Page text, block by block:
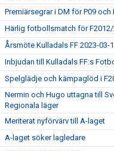
Premiärsegrar i DM för P09 och
Härlig fotbollsmatch för
Årsmöte Kulladals FF 2023-03-
Inbjudan till Kulladals FF:s
Spelglädje och kämpaglöd i
Nermin och Hugo uttagna till
Regionala läger
Meriterat nyförvärv till A-laget
A-laget söker lagledare